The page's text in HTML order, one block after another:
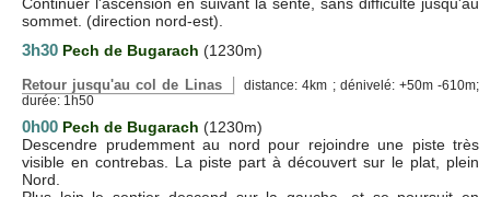
sommet. (direction nord-est).
3h30 Pech de Bugarach (1230m)
Retour jusqu'au col de Linas
distance: 4km ; dénivelé: +50m -610m;
durée: 1h50
0h00 Pech de Bugarach (1230m)
Descendre prudemment au nord pour rejoindre une piste très
visible en contrebas. La piste part à découvert sur le plat, plein
Nord.